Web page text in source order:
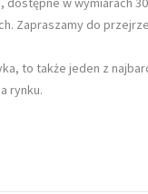
Zapraszamy do
to także jeden z
rynku.